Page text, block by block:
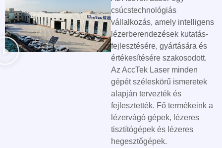
csúcstechnológiás
vállalkozás, amely intelligens
lézerberendezések kutatás-
fejlesztésére, gyártására és
értékesítésére szakosodott.
Az AccTek Laser minden
gépét széleskörű ismeretek
alapján tervezték és
fejlesztették. Fő termékeink a
lézervágó gépek, lézeres
tisztítógépek és lézeres
hegesztőgépek.